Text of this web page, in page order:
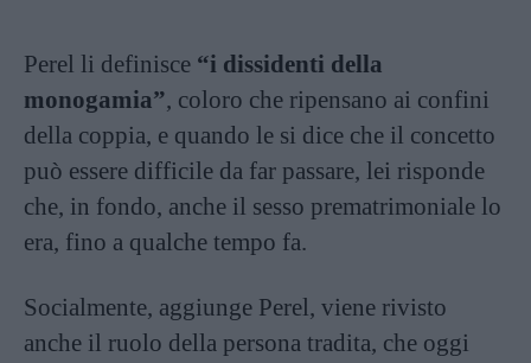
Perel li definisce “i dissidenti della
monogamia”, coloro che ripensano ai confini
della coppia, e quando le si dice che il concetto
può essere difficile da far passare, lei risponde
che, in fondo, anche il sesso prematrimoniale lo
era, fino a qualche tempo fa.
Socialmente, aggiunge Perel, viene rivisto
anche il ruolo della persona tradita, che oggi